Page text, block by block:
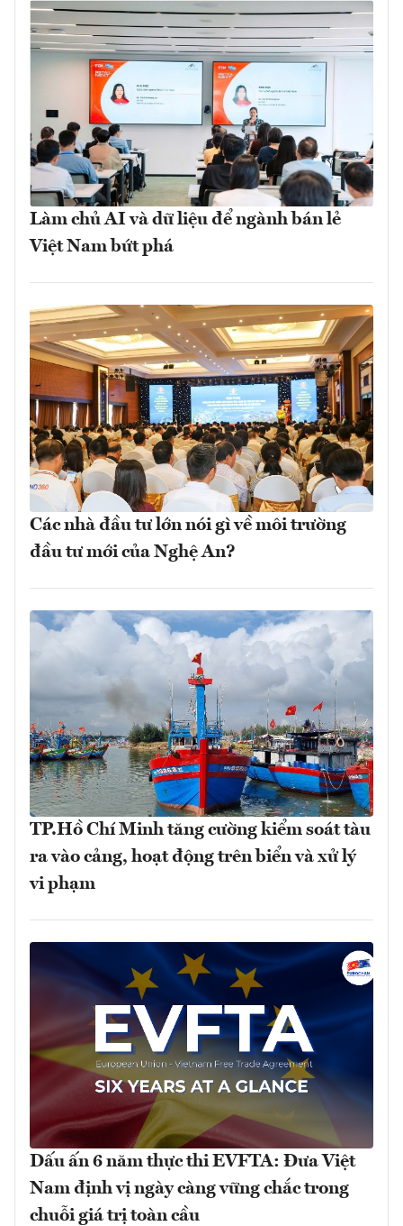
Làm chủ AI và dữ liệu để ngành bán lẻ
Việt Nam bứt phá
Các nhà đầu tư lớn nói gì về môi trường
đầu tư mới của Nghệ An?
TP.Hồ Chí Minh tăng cường kiểm soát tàu
ra vào cảng, hoạt động trên biển và xử lý
vi phạm
Dấu ấn 6 năm thực thi EVFTA: Đưa Việt
Nam định vị ngày càng vững chắc trong
chuỗi giá trị toàn cầu